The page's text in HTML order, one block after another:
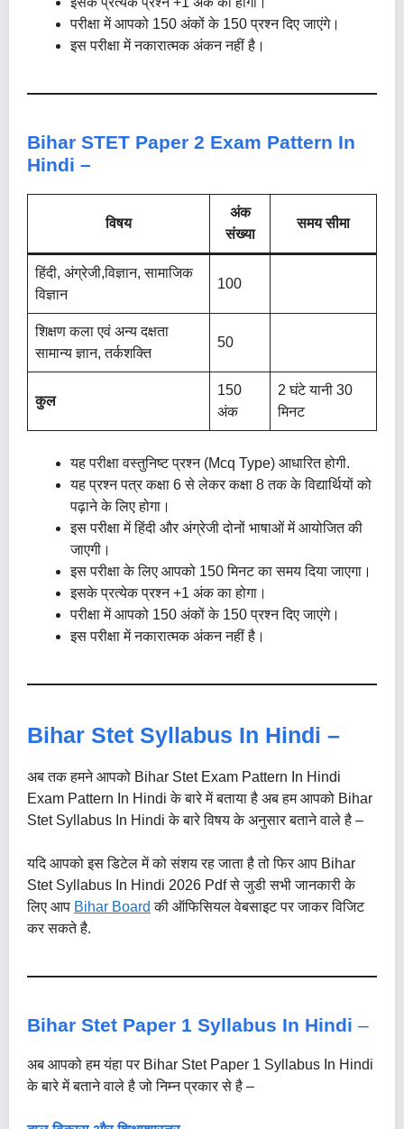
परीक्षा में आपको 150 अंकों के 150 प्रश्न दिए जाएंगे।
इस परीक्षा में नकारात्मक अंकन नहीं है।
Bihar STET Paper 2 Exam Pattern In
Hindi –
विषय
अंक
संख्या
समय सीमा
हिंदी, अंग्रेजी,विज्ञान, सामाजिक
विज्ञान
100
शिक्षण कला एवं अन्य दक्षता
सामान्य ज्ञान, तर्कशक्ति
50
कुल
150
अंक
2 घंटे यानी 30
मिनट
यह परीक्षा वस्तुनिष्ट प्रश्न (Mcq Type) आधारित होगी.
यह प्रश्न पत्र कक्षा 6 से लेकर कक्षा 8 तक के विद्यार्थियों को
पढ़ाने के लिए होगा।
इस परीक्षा में हिंदी और अंग्रेजी दोनों भाषाओं में आयोजित की
जाएगी।
इस परीक्षा के लिए आपको 150 मिनट का समय दिया जाएगा।
इसके प्रत्येक प्रश्न +1 अंक का होगा।
परीक्षा में आपको 150 अंकों के 150 प्रश्न दिए जाएंगे।
इस परीक्षा में नकारात्मक अंकन नहीं है।
Bihar Stet Syllabus In Hindi –
अब तक हमने आपको Bihar Stet Exam Pattern In Hindi
Exam Pattern In Hindi के बारे में बताया है अब हम आपको Bihar
Stet Syllabus In Hindi के बारे विषय के अनुसार बताने वाले है –
यदि आपको इस डिटेल में को संशय रह जाता है तो फिर आप Bihar
Stet Syllabus In Hindi 2026 Pdf से जुडी सभी जानकारी के
लिए आप Bihar Board की ऑफिसियल वेबसाइट पर जाकर विजिट
कर सकते है.
Bihar Stet Paper 1 Syllabus In Hindi –
अब आपको हम यंहा पर Bihar Stet Paper 1 Syllabus In Hindi
के बारे में बताने वाले है जो निम्न प्रकार से है –